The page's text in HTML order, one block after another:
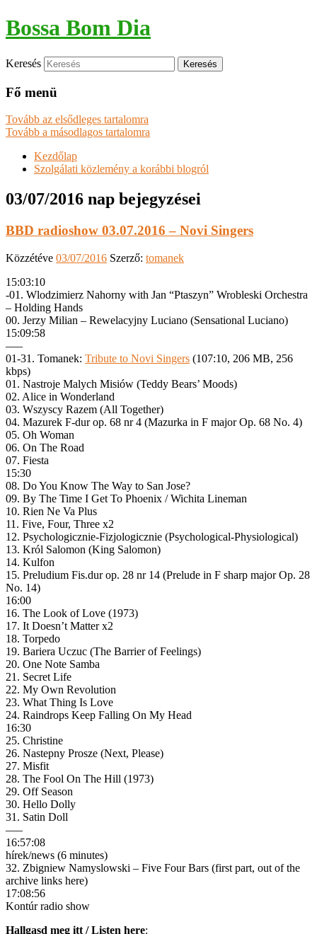
Bossa Bom Dia
Keresés
Fő menü
Tovább az elsődleges tartalomra
Tovább a másodlagos tartalomra
Kezdőlap
Szolgálati közlemény a korábbi blogról
03/07/2016 nap bejegyzései
BBD radioshow 03.07.2016 – Novi Singers
Közzétéve 03/07/2016 Szerző: tomanek
15:03:10
-01. Wlodzimierz Nahorny with Jan “Ptaszyn” Wrobleski Orchestra
– Holding Hands
00. Jerzy Milian – Rewelacyjny Luciano (Sensational Luciano)
15:09:58
—–
01-31. Tomanek: Tribute to Novi Singers (107:10, 206 MB, 256
kbps)
01. Nastroje Malych Misiów (Teddy Bears’ Moods)
02. Alice in Wonderland
03. Wszyscy Razem (All Together)
04. Mazurek F-dur op. 68 nr 4 (Mazurka in F major Op. 68 No. 4)
05. Oh Woman
06. On The Road
07. Fiesta
15:30
08. Do You Know The Way to San Jose?
09. By The Time I Get To Phoenix / Wichita Lineman
10. Rien Ne Va Plus
11. Five, Four, Three x2
12. Psychologicznie-Fizjologicznie (Psychological-Physiological)
13. Król Salomon (King Salomon)
14. Kulfon
15. Preludium Fis.dur op. 28 nr 14 (Prelude in F sharp major Op. 28
No. 14)
16:00
16. The Look of Love (1973)
17. It Doesn’t Matter x2
18. Torpedo
19. Bariera Uczuc (The Barrier of Feelings)
20. One Note Samba
21. Secret Life
22. My Own Revolution
23. What Thing Is Love
24. Raindrops Keep Falling On My Head
16:30
25. Christine
26. Nastepny Prosze (Next, Please)
27. Misfit
28. The Fool On The Hill (1973)
29. Off Season
30. Hello Dolly
31. Satin Doll
—–
16:57:08
hírek/news (6 minutes)
32. Zbigniew Namyslowski – Five Four Bars (first part, out of the
archive links here)
17:08:56
Kontúr radio show
Hallgasd meg itt / Listen here: